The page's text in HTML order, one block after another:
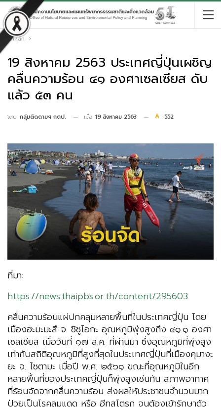
หน้าหลัก
19 สิงหาคม 2563 ประเทศญี่ปุ่นเผชิญ
คลื่นความร้อน ๔๑ องศาเซลเซียส ดับ
แล้ว ๕๓ คน
โดย กลุ่มติดตามฯ กตป. เมื่อ 19 สิงหาคม 2563 552
ที่มา:
https://news.thaipbs.or.th/content/295603
คลื่นความร้อนแผ่ปกคลุมหลายพื้นที่ในประเทศญี่ปุ่น โดย
เมืองฮะมะมะสึ จ. ชิซูโอกะ อุณหภูมิพุ่งสูงถึง ๔๑.๑ องศา
เซลเซียส เมื่อวันที่ ๑๗ ส.ค. ที่ผ่านมา ซึ่งอุณหภูมิที่พุ่งสูง
เท่ากับสถิติอุณหภูมิที่สูงที่สุดในประเทศญี่ปุ่นที่เมืองคุมางะ
ยะ จ. ไซตามะ เมื่อปี พ.ศ. ๒๕๖๑ ขณะที่อุณหภูมิในอีก
หลายพื้นที่ของประเทศญี่ปุ่นก็พุ่งสูงเช่นกัน สภาพอากาศ
ที่ร้อนจัดจากคลื่นความร้อน ส่งผลให้ประชาชนจำนวนมาก
ป่วยเป็นโรคลมแดด หรือ ฮีทสโตรก จนต้องเข้ารักษาตัว